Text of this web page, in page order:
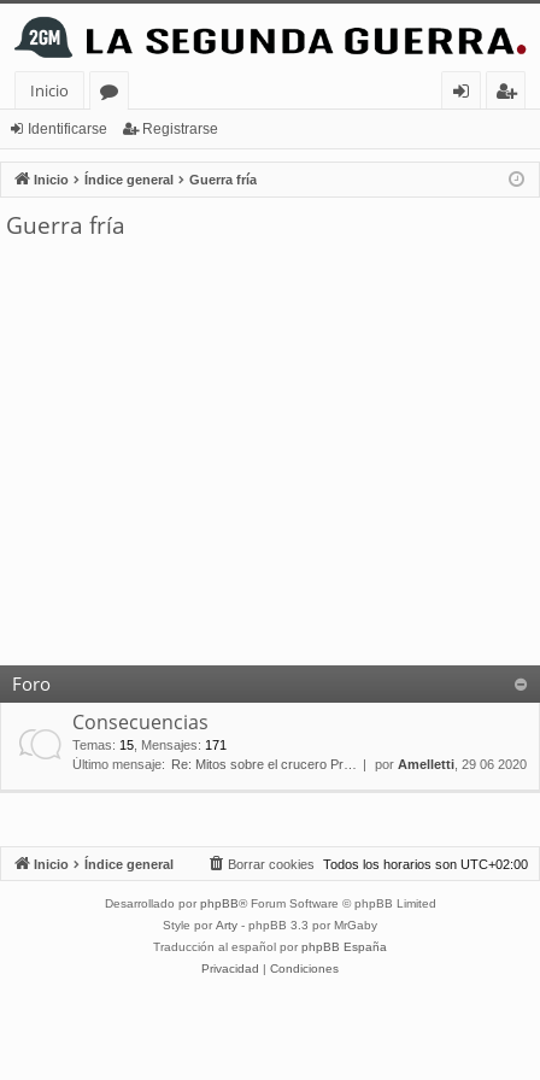
Inicio
or
os
nt
ifi
ist
ra
Identificarse Registrarse
Inicio Índice general Guerra fría
Guerra fría
Foro
Consecuencias
Temas: 15 Mensajes: 171
Último mensaje:
Re: Mitos sobre el crucero Pr… por Amelletti , 29 06 2020
Inicio Índice general Todos los horarios son UTC+02:00
Borrar cookies
Desarrollado por phpBB® Forum Software © phpBB Limited
Style por Arty - phpBB 3.3 por MrGaby
Traducción al español por phpBB España
Privacidad
Condiciones